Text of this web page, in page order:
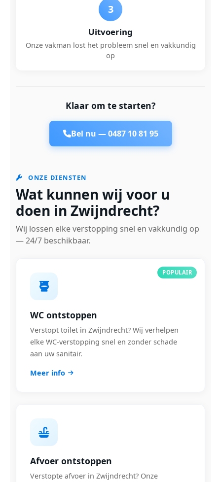
3
Uitvoering
Onze vakman lost het probleem snel en vakkundig
op
Klaar om te starten?
Bel nu —0487 10 81 95
ONZE DIENSTEN
Wat kunnen wij voor u
doen in Zwijndrecht?
Wij lossen elke verstopping snel en vakkundig op
— 24/7 beschikbaar.
POPULAIR
WC ontstoppen
Verstopt toilet in Zwijndrecht? Wij verhelpen
elke WC-verstopping snel en zonder schade
aan uw sanitair.
Meer info
Afvoer ontstoppen
Verstopte afvoer in Zwijndrecht? Onze